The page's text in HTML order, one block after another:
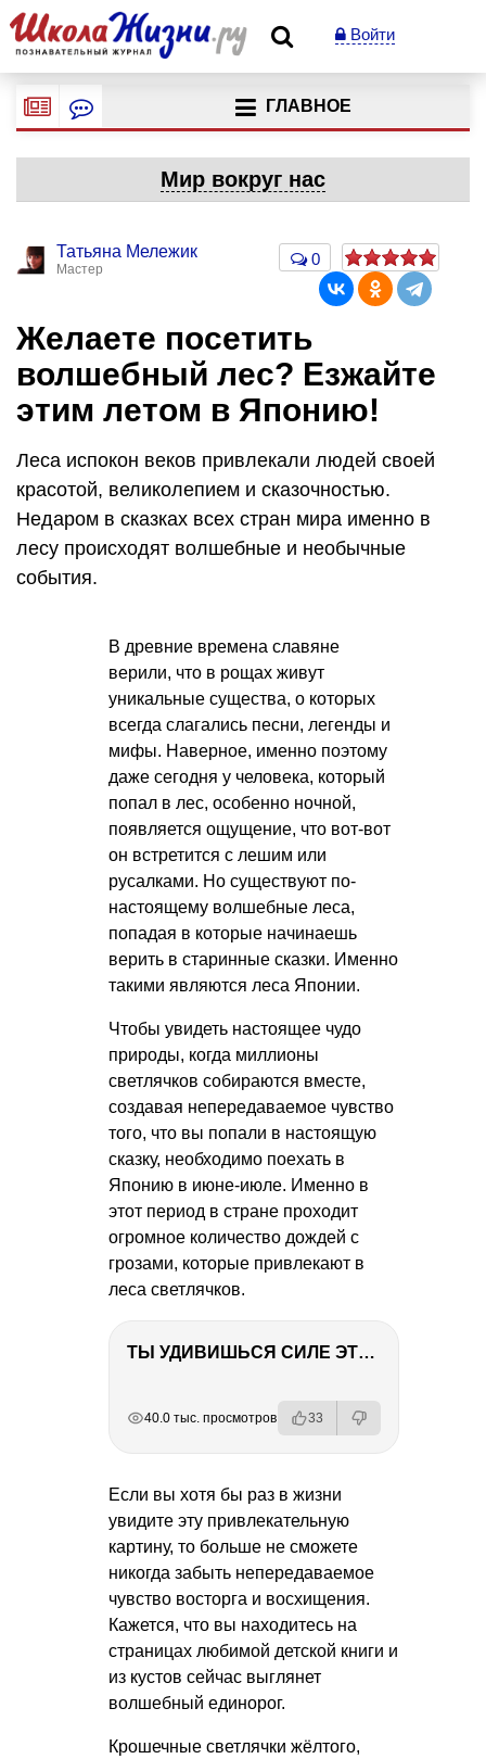
Войти
ГЛАВНОЕ
Мир вокруг нас
Татьяна Мележик
Мастер
0
Желаете посетить
волшебный лес? Езжайте
этим летом в Японию!
Леса испокон веков привлекали людей своей
красотой, великолепием и сказочностью.
Недаром в сказках всех стран мира именно в
лесу происходят волшебные и необычные
события.
В древние времена славяне
верили, что в рощах живут
уникальные существа, о которых
всегда слагались песни, легенды и
мифы. Наверное, именно поэтому
даже сегодня у человека, который
попал в лес, особенно ночной,
появляется ощущение, что вот-вот
он встретится с лешим или
русалками. Но существуют по-
настоящему волшебные леса,
попадая в которые начинаешь
верить в старинные сказки. Именно
такими являются леса Японии.
Чтобы увидеть настоящее чудо
природы, когда миллионы
светлячков собираются вместе,
создавая непередаваемое чувство
того, что вы попали в настоящую
сказку, необходимо поехать в
Японию в июне-июле. Именно в
этот период в стране проходит
огромное количество дождей с
грозами, которые привлекают в
леса светлячков.
ТЫ УДИВИШЬСЯ СИЛЕ ЭТО ЧЕЛОВЕКА! Блог о нашей поездке в Вышний Волочек
40.0 тыс. просмотров 33
Если вы хотя бы раз в жизни
увидите эту привлекательную
картину, то больше не сможете
никогда забыть непередаваемое
чувство восторга и восхищения.
Кажется, что вы находитесь на
страницах любимой детской книги и
из кустов сейчас выглянет
волшебный единорог.
Крошечные светлячки жёлтого,